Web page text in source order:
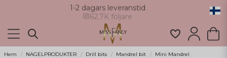
62.7K följare
Hem NAGELPRODUKTER Drill bits Mandrel bit Mini Mandrel